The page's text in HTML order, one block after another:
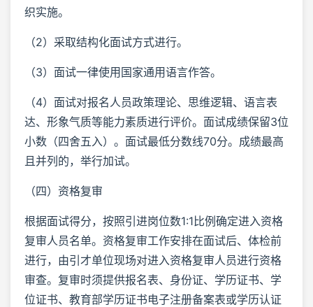
织实施。
（2）采取结构化面试方式进行。
（3）面试一律使用国家通用语言作答。
（4）面试对报名人员政策理论、思维逻辑、语言表
达、形象气质等能力素质进行评价。面试成绩保留3位
小数（四舍五入）。面试最低分数线70分。成绩最高
且并列的，举行加试。
（四）资格复审
根据面试得分，按照引进岗位数1:1比例确定进入资格
复审人员名单。资格复审工作安排在面试后、体检前
进行，由引才单位现场对进入资格复审人员进行资格
审查。复审时须提供报名表、身份证、学历证书、学
位证书、教育部学历证书电子注册备案表或学历认证